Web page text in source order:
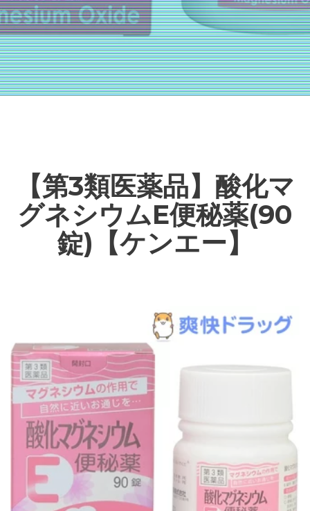
【第3類医薬品】酸化マ
グネシウムE便秘薬(90
錠)【ケンエー】